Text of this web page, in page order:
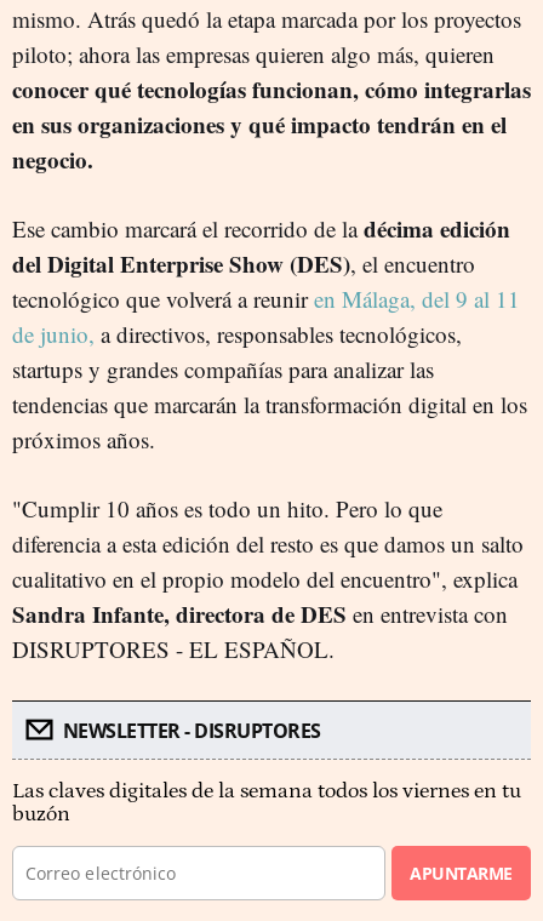
mismo. Atrás quedó la etapa marcada por los proyectos
piloto; ahora las empresas quieren algo más, quieren
conocer qué tecnologías funcionan, cómo integrarlas
en sus organizaciones y qué impacto tendrán en el
negocio.
Ese cambio marcará el recorrido de ladécima edición
del Digital Enterprise Show (DES), el encuentro
tecnológico que volverá a reuniren Málaga, del 9 al 11
de junio, a directivos, responsables tecnológicos,
startups y grandes compañías para analizar las
tendencias que marcarán la transformación digital en los
próximos años.
"Cumplir 10 años es todo un hito. Pero lo que
diferencia a esta edición del resto es que damos un salto
cualitativo en el propio modelo del encuentro", explica
Sandra Infante, directora de DES en entrevista con
DISRUPTORES - EL ESPAÑOL.
NEWSLETTER - DISRUPTORES
Las claves digitales de la semana todos los viernes en tu
buzón
APUNTARME